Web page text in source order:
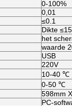
0-100%
0,01
≤0.1
Dikte
het
waarde
USB
220V
10-40 ℃
0-50 ℃
598mm
PC-